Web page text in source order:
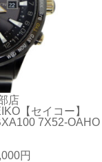
店
【セイコー】
7X52-
円